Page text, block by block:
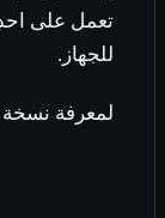
تعمل على احد
للجهاز.
لمعرفة